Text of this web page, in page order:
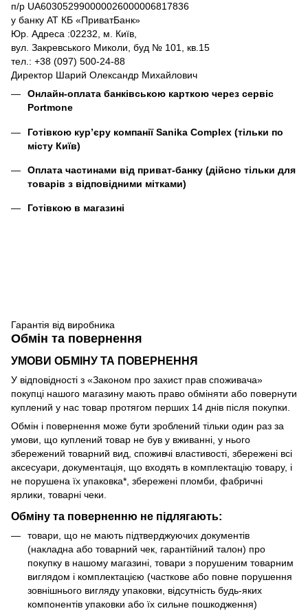
п/р UA603052990000026000006817836
у банку АТ КБ «ПриватБанк»
Юр. Адреса :02232, м. Київ,
вул. Закревського Миколи, буд № 101, кв.15
тел.: +38 (097) 500-24-88
Директор Шарий Олександр Михайлович
Онлайн-оплата банківською карткою через сервіс
Portmone
Готівкою кур’єру компаніїSanika Complex (тільки по
місту Київ)
Оплата частинами від приват-банку (дійсно тільки для
товарів з відповідними мітками)
Готівкою в магазині
Гарантія від виробника
Обмін та повернення
УМОВИ ОБМІНУ ТА ПОВЕРНЕННЯ
У відповідності з «Законом про захист прав споживача»
покупці нашого магазину мають право обміняти або повернути
куплений у нас товар протягом перших 14 днів після покупки.
Обмін і повернення може бути зроблений тільки один раз за
умови, що куплений товар не був у вживанні, у нього
збережений товарний вид, споживчі властивості, збережені всі
аксесуари, документація, що входять в комплектацію товару, і
не порушена їх упаковка*, збережені пломби, фабричні
ярлики, товарні чеки.
Обміну та поверненню не підлягають:
товари, що не мають підтверджуючих документів
(накладна або товарний чек, гарантійний талон) про
покупку в нашому магазині, товари з порушеним товарним
виглядом і комплектацією (часткове або повне порушення
зовнішнього вигляду упаковки, відсутність будь-яких
компонентів упаковки або їх сильне пошкодження)